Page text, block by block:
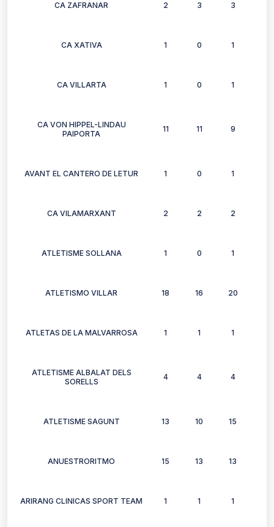
CA ZAFRANAR 2 3 3
CA XATIVA 1 0 1
CA VILLARTA 1 0 1
CA VON HIPPEL-LINDAU
PAIPORTA
11 11 9
AVANT EL CANTERO DE LETUR 1 0 1
CA VILAMARXANT 2 2 2
ATLETISME SOLLANA 1 0 1
ATLETISMO VILLAR 18 16 20
ATLETAS DE LA MALVARROSA 1 1 1
ATLETISME ALBALAT DELS
SORELLS
4 4 4
ATLETISME SAGUNT 13 10 15
ANUESTRORITMO 15 13 13
ARIRANG CLINICAS SPORT TEAM 1 1 1